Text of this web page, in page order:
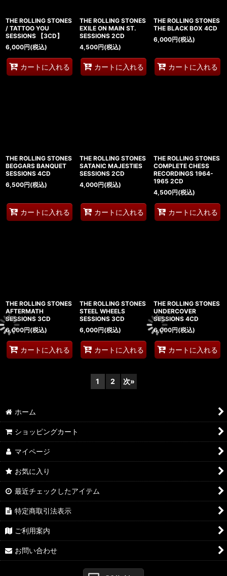
THE ROLLING STONES
/ TATTOO YOU
SESSIONS 【3CD】
6,000円(税込)
カートに入れる
THE ROLLING STONES
EXILE ON MAIN ST.
SESSIONS 2CD
4,500円(税込)
カートに入れる
THE ROLLING STONES
THE BLACK BOX 4CD
6,000円(税込)
カートに入れる
THE ROLLING STONES
BEGGARS BANQUET
SESSIONS 4CD
6,500円(税込)
カートに入れる
THE ROLLING STONES
SATANIC MAJESTIES
SESSIONS 2CD
4,000円(税込)
カートに入れる
THE ROLLING STONES
COMPLETE CHESS
RECORDINGS 1964-
1965 2CD
4,500円(税込)
カートに入れる
THE ROLLING STONES
AFTERMATH
SESSIONS 3CD
6,000円(税込)
カートに入れる
THE ROLLING STONES
STEEL WHEELS
SESSIONS 3CD
6,000円(税込)
カートに入れる
THE ROLLING STONES
UNDERCOVER
SESSIONS 4CD
6,000円(税込)
カートに入れる
1 2 次»
ホーム
ショッピングカート
マイページ
お気に入り
最近チェックしたアイテム
特定商取引法表示
ご利用案内
お問い合わせ